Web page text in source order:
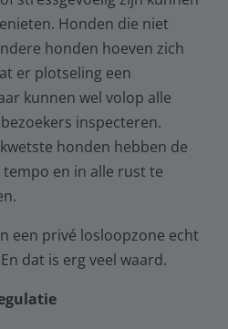
Honden die niet
honden hoeven zich
er plotseling een
kunnen wel volop alle
inspecteren.
honden hebben de
en in alle rust te
een privé losloopzone echt
dat is erg veel waard.